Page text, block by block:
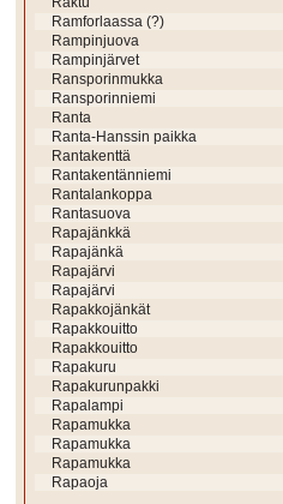
Ramforlaassa (?)
Rampinjuova
Rampinjärvet
Ransporinmukka
Ransporinniemi
Ranta
Ranta-Hanssin paikka
Rantakenttä
Rantakentänniemi
Rantalankoppa
Rantasuova
Rapajänkkä
Rapajänkä
Rapajärvi
Rapajärvi
Rapakkojänkät
Rapakkouitto
Rapakkouitto
Rapakuru
Rapakurunpakki
Rapalampi
Rapamukka
Rapamukka
Rapamukka
Rapaoja